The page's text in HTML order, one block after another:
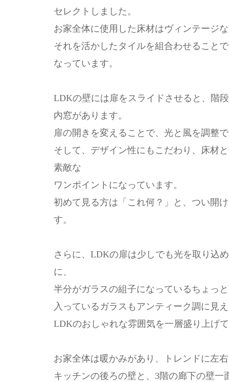
セレクトしました。
お家全体に使用した床材はヴィンテージ
それを活かしたタイルを組合わせること
なっています。
LDKの壁には扉をスライドさせると、階
内窓があります。
扉の開きを変えることで、光と風を調整
そして、デザイン性にもこだわり、床材
素敵な
ワンポイントになっています。
初めて見る方は「これ何？」と、つい開
す。
さらに、LDKの扉は少しでも光を取り込
に、
半分がガラスの組子になっているちょっ
入っているガラスもアンティーク調に見
LDKのおしゃれな雰囲気を一層盛り上げ
お家全体は暖かみがあり、トレンドに左
キッチンの後ろの壁と、3階の廊下の壁